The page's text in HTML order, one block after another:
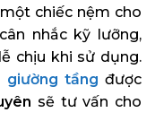
chiếc nệm cho
nhắc kỹ lưỡng,
chịu khi sử dụng.
giường tầng được
sẽ tư vấn cho